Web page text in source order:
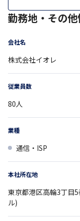
勤務地・その
会社名
株式会社イオレ
従業員数
80人
業種
通信・ISP
本社所在地
東京都港区高輪3丁目
ル)